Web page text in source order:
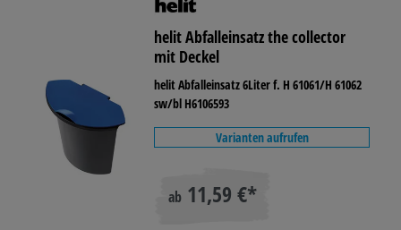
helit Abfalleinsatz the collector
mit Deckel
helit Abfalleinsatz 6Liter f. H 61061/H 61062
sw/bl H6106593
Varianten aufrufen
ab 11,59 €*